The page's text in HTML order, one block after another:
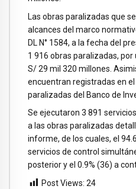
Las obras paralizadas que
alcances del marco
DL N° 1584, a la fecha del
1 916 obras paralizadas,
S/ 29 mil 320 millones.
encuentran registradas en
paralizadas del Banco de
Se ejecutaron 3 891
a las obras paralizadas
informe, de los cuales, el
servicios de control
posterior y el 0.9% (36) a
Post Views: 24